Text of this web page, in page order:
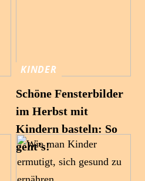
KINDER
Schöne Fensterbilder
im Herbst mit
Kindern basteln: So
geht’s!